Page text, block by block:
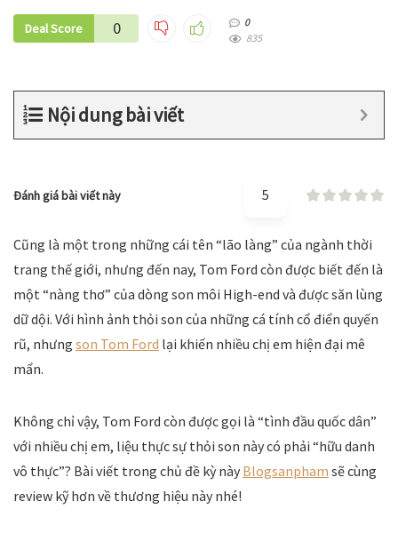
Deal Score 0
0
835
Nội dung bài viết
Đánh giá bài viết này 5
Cũng là một trong những cái tên “lão làng” của ngành thời
trang thế giới, nhưng đến nay, Tom Ford còn được biết đến là
một “nàng thơ” của dòng son môi High-end và được săn lùng
dữ dội. Với hình ảnh thỏi son của những cá tính cổ điển quyến
rũ, nhưng son Tom Ford lại khiến nhiều chị em hiện đại mê
mẩn.
Không chỉ vậy, Tom Ford còn được gọi là “tình đầu quốc dân”
với nhiều chị em, liệu thực sự thỏi son này có phải “hữu danh
vô thực”? Bài viết trong chủ đề kỳ này Blogsanpham sẽ cùng
review kỹ hơn về thương hiệu này nhé!